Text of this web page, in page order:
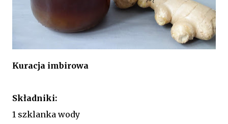
Kuracja imbirowa
Składniki:
1 szklanka wody